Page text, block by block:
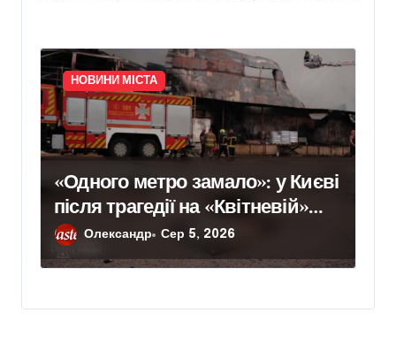
НОВИНИ МІСТА
«Одного метро замало»: у Києві
після трагедії на «Квітневій»
вимагають додаткових
бетонних укриттів
Олександр Сер 5, 2026